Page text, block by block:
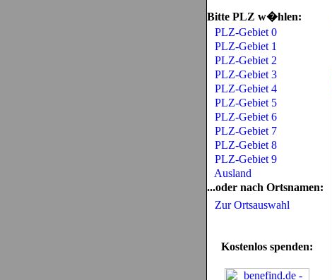
Bitte PLZ w�hlen:
PLZ-Gebiet 0
PLZ-Gebiet 1
PLZ-Gebiet 2
PLZ-Gebiet 3
PLZ-Gebiet 4
PLZ-Gebiet 5
PLZ-Gebiet 6
PLZ-Gebiet 7
PLZ-Gebiet 8
PLZ-Gebiet 9
Ausland
...oder nach Ortsnamen:
Zur Ortsauswahl
Kostenlos spenden: